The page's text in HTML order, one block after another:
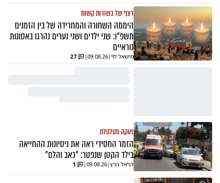
רצף של בשורות קשות
היממה השחורה והמחרידה של בין הזמנים
תשפ"ו: שני ילדים ושני נערים נהרגו באסונות
נוראיים
מישאל לוי|
09.08.26
|
27
זעקה מטלטלת
הזמר החסידי ראה את ניסיונות ההחייאה
בילד הקטן שנפטר: "כאב והלם"
דניאל הרץ|
09.08.26
|
1